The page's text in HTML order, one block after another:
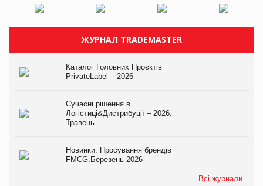
ЖУРНАЛ TRADEMASTER
Каталог Головних Проєктів
PrivateLabel – 2026
Сучасні рішення в
Логістиці&Дистрибуції – 2026.
Травень
Новинки. Просування брендів
FMCG.Березень 2026
Всі журнали